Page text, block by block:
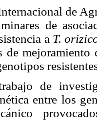
de
de
a T.
de
de
entre los